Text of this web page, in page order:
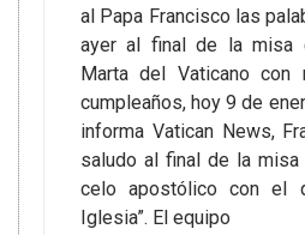
al Papa Francisco las
ayer al final de la misa
Marta del Vaticano
cumpleaños, hoy 9 de
informa Vatican News,
saludo al final de la misa
celo apostólico con el
Iglesia”. El equipo